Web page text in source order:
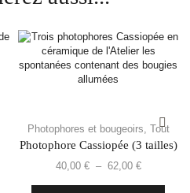
Photophores et bougeoirs Tout
Photophore Cassiopée (3 tailles)
40,00 € – 62,00 €